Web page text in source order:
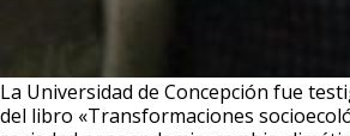
La Universidad de Concepción fue
del libro «Transformaciones